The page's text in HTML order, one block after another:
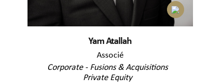
Yam Atallah
Associé
Corporate - Fusions & Acquisitions
Private Equity